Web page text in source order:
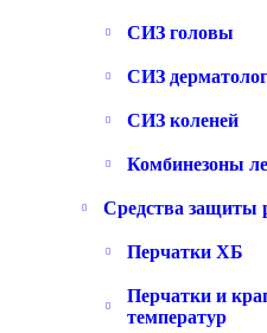
СИЗ головы
СИЗ
СИЗ коленей
Комбинезоны
Средства защиты
Перчатки ХБ
Перчатки и
температур